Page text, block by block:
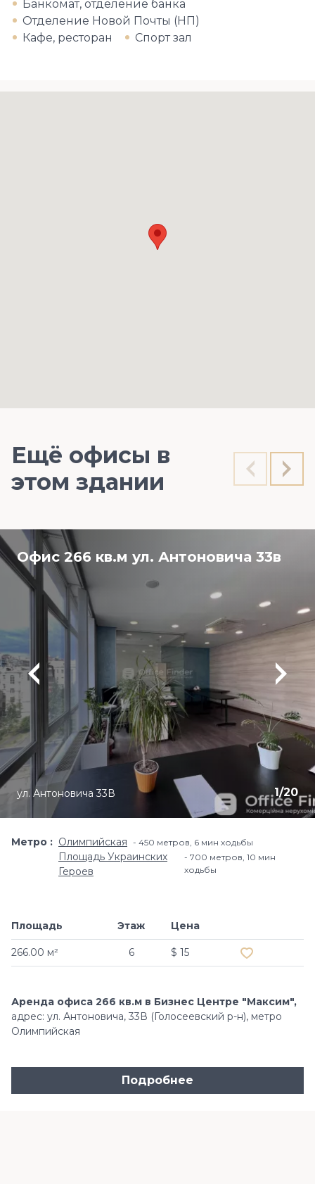
Банкомат, отделение банка
Отделение Новой Почты (НП)
Кафе, ресторан
Спорт зал
Ещё офисы в
этом здании
Офис 266 кв.м ул. Антоновича 33в
1/20
ул. Антоновича 33В
Метро Олимпийская 450 метров, 6 мин ходьбы
Площадь Украинских
Героев
700 метров, 10 мин
ходьбы
Площадь
266.00 м²
Этаж
6
Цена
$ 15
Аренда офиса 266 кв.м в Бизнес Центре "Максим",
адрес: ул. Антоновича, 33В (Голосеевский р-н), метро
Олимпийская
Подробнее